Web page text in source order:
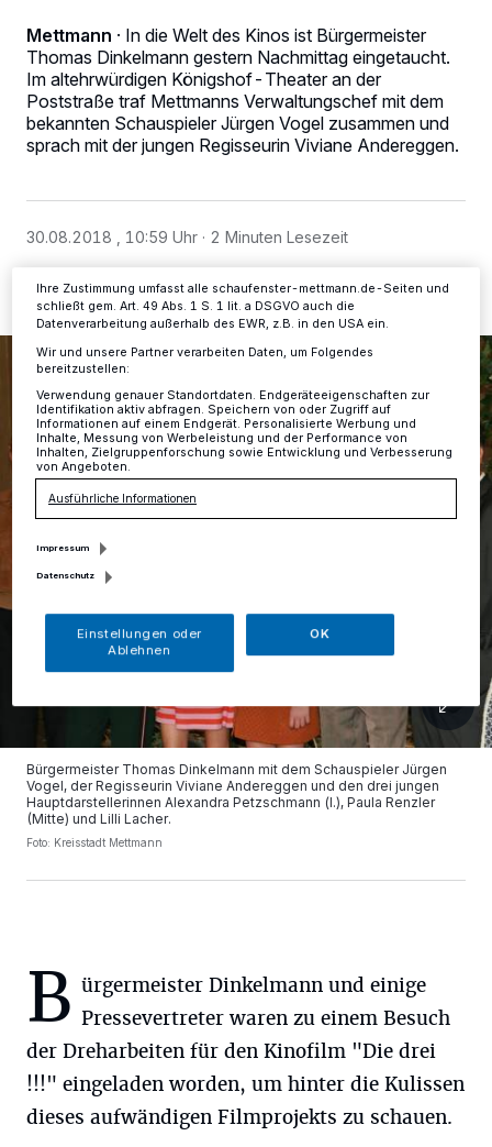
Mettmann · In die Welt des Kinos ist Bürgermeister
Thomas Dinkelmann gestern Nachmittag eingetaucht.
Im altehrwürdigen Königshof-Theater an der
Poststraße traf Mettmanns Verwaltungschef mit dem
bekannten Schauspieler Jürgen Vogel zusammen und
sprach mit der jungen Regisseurin Viviane Andereggen.
30.08.2018 , 10:59 Uhr 2 Minuten Lesezeit
Bürgermeister Thomas Dinkelmann mit dem Schauspieler Jürgen
Vogel, der Regisseurin Viviane Andereggen und den drei jungen
Hauptdarstellerinnen Alexandra Petzschmann (l.), Paula Renzler
(Mitte) und Lilli Lacher.
Foto: Kreisstadt Mettmann
B ürgermeister Dinkelmann und einige
Pressevertreter waren zu einem Besuch
der Dreharbeiten für den Kinofilm "Die drei
!!!" eingeladen worden, um hinter die Kulissen
dieses aufwändigen Filmprojekts zu schauen.
Wir und unsere218-Partner speichern und greifen auf
personenbezogene Daten wie Browserdaten oder eindeutige
Kennungen auf Ihrem Gerät zu. Durch Auswahl von OK aktivieren Sie
Tracking-Technologien für die unter „Wir und unsere Partner
verarbeiten Daten, um Ihnen Dienste bereitzustellen“ aufgeführten
Zwecke. Wenn Tracker deaktiviert sind, sind manche Inhalte und
Ihre Einstellungen gelten innerhalb unseres Website. Weitere
Ihre Zustimmung umfasst alle schaufenster-mettmann.de-Seiten und
schließt gem. Art. 49 Abs. 1 S. 1 lit. a DSGVO auch die
Datenverarbeitung außerhalb des EWR, z.B. in den USA ein.
Wir und unsere Partner verarbeiten Daten, um Folgendes
bereitzustellen:
Verwendung genauer Standortdaten. Endgeräteeigenschaften zur
Identifikation aktiv abfragen. Speichern von oder Zugriff auf
Informationen auf einem Endgerät. Personalisierte Werbung und
Inhalte, Messung von Werbeleistung und der Performance von
Inhalten, Zielgruppenforschung sowie Entwicklung und Verbesserung
von Angeboten.
Ausführliche Informationen
Impressum
Datenschutz
Einstellungen oder
Ablehnen
OK